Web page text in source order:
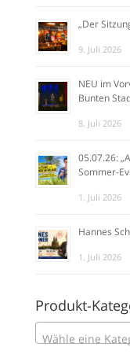
„Der
9. Juli 2026
NEU im
Bunten
8. Juli 2026
05.07.26:
Sommer-
1. Juli 2026
Hannes
1. Juli 2026
Produkt-
Wähle eine